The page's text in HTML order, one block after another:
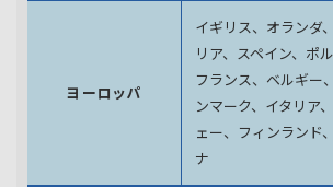
ヨーロッパ
イギリス、オランダ
リア、スペイン、 ポ
フランス、ベルギー
ンマーク、イタリア
ェー、フィンランド、
ナ